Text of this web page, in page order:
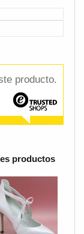
producto.
productos